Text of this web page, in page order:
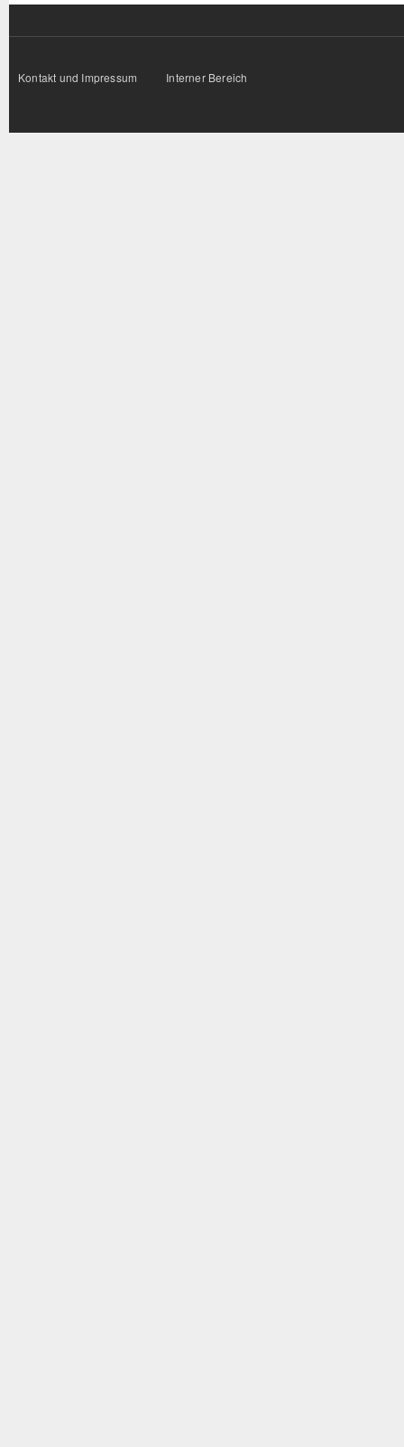
Kontakt und Impressum Interner Bereich